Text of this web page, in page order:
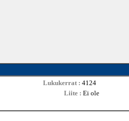
Lukukerrat : 4124
Liite : Ei ole